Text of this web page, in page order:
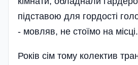
підставою для гордості
- мовляв, не стоїмо на місці.
Років сім тому колектив